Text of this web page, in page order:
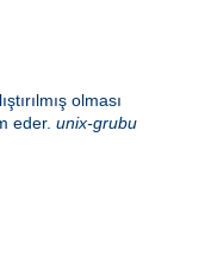
olması
eder. unix-grubu